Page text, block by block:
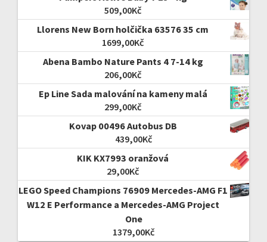
509,00Kč
Llorens New Born holčička 63576 35 cm
1699,00Kč
Abena Bambo Nature Pants 4 7-14 kg
206,00Kč
Ep Line Sada malování na kameny malá
299,00Kč
Kovap 00496 Autobus DB
439,00Kč
KIK KX7993 oranžová
29,00Kč
LEGO Speed Champions 76909 Mercedes-AMG F1
W12 E Performance a Mercedes-AMG Project
One
1379,00Kč